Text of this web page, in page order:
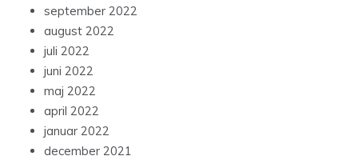
september 2022
august 2022
juli 2022
juni 2022
maj 2022
april 2022
januar 2022
december 2021